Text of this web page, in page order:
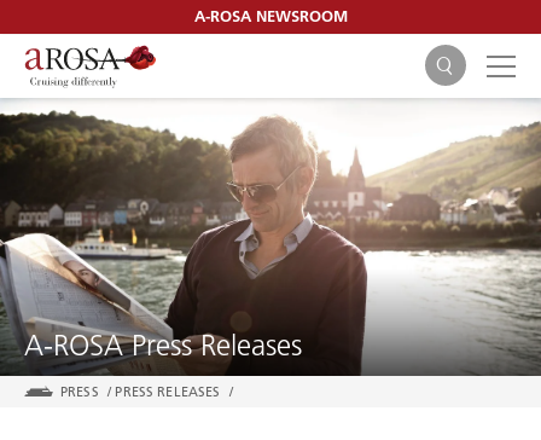
A-ROSA NEWSROOM
SEARCH
A-ROSA Press Releases
PRESS / PRESS RELEASES /